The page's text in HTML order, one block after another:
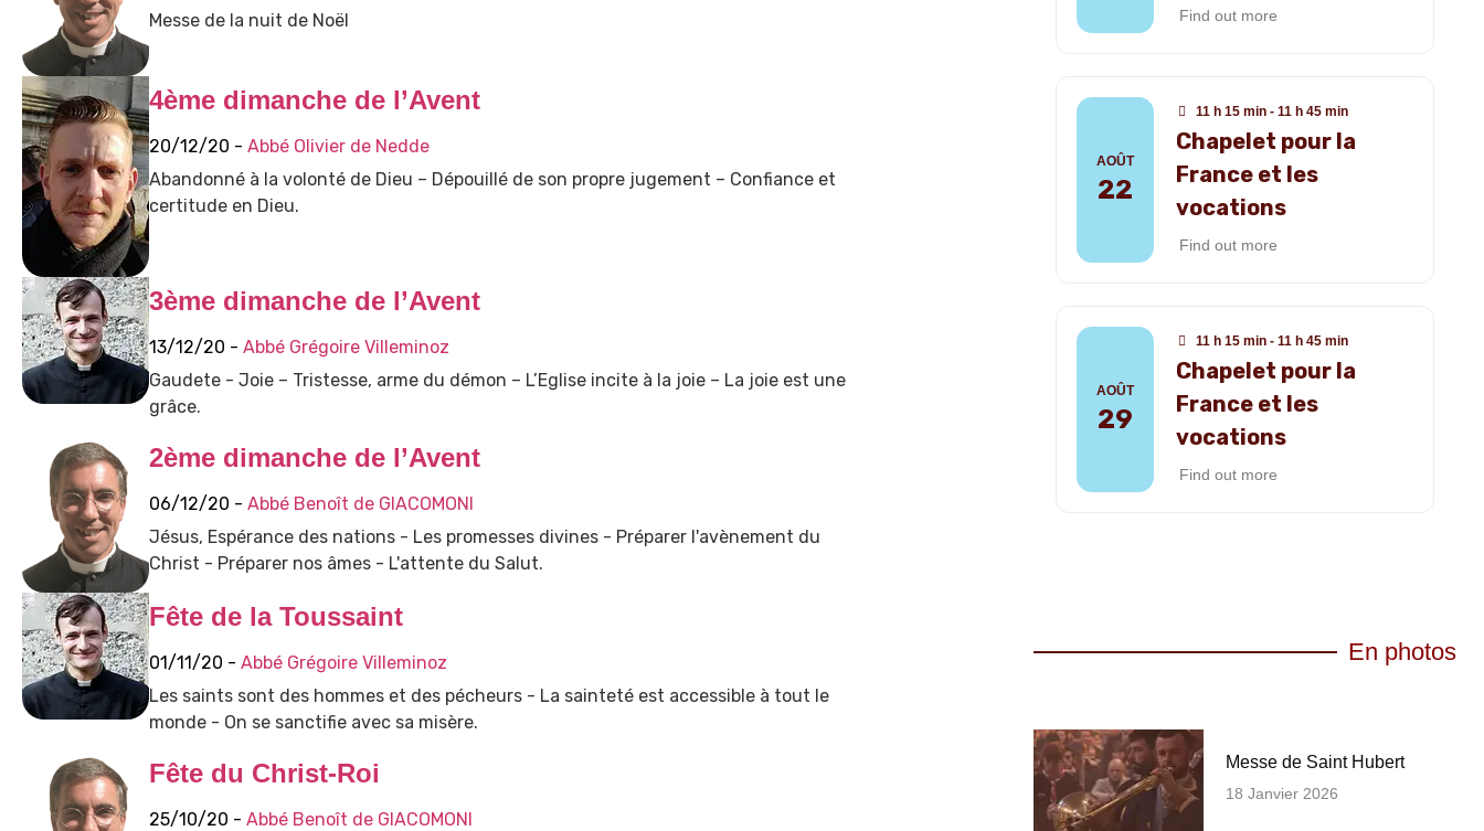
Messe de la nuit de Noël
4ème dimanche de l’Avent
20/12/20 - Abbé Olivier de Nedde
Abandonné à la volonté de Dieu – Dépouillé de son propre jugement – Confiance et
certitude en Dieu.
3ème dimanche de l’Avent
13/12/20 - Abbé Grégoire Villeminoz
Gaudete - Joie – Tristesse, arme du démon – L’Eglise incite à la joie – La joie est une
grâce.
2ème dimanche de l’Avent
06/12/20 - Abbé Benoît de GIACOMONI
Jésus, Espérance des nations - Les promesses divines - Préparer l'avènement du
Christ - Préparer nos âmes - L'attente du Salut.
Fête de la Toussaint
01/11/20 - Abbé Grégoire Villeminoz
Les saints sont des hommes et des pécheurs - La sainteté est accessible à tout le
monde - On se sanctifie avec sa misère.
Fête du Christ-Roi
25/10/20 - Abbé Benoît de GIACOMONI
Find out more
AOÛT
22
11 h 15 min - 11 h 45 min
Chapelet pour la
France et les
vocations
Find out more
AOÛT
29
11 h 15 min - 11 h 45 min
Chapelet pour la
France et les
vocations
Find out more
En photos
Messe de Saint Hubert
18 Janvier 2026